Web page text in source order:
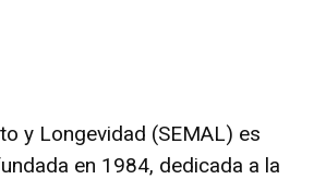
y Longevidad (SEMAL) es
en 1984, dedicada a la